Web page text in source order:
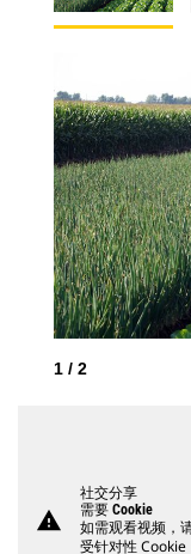
1 / 2
warning
社交分享
需要 Cookie
如需观看视频，
受针对性 Cookie